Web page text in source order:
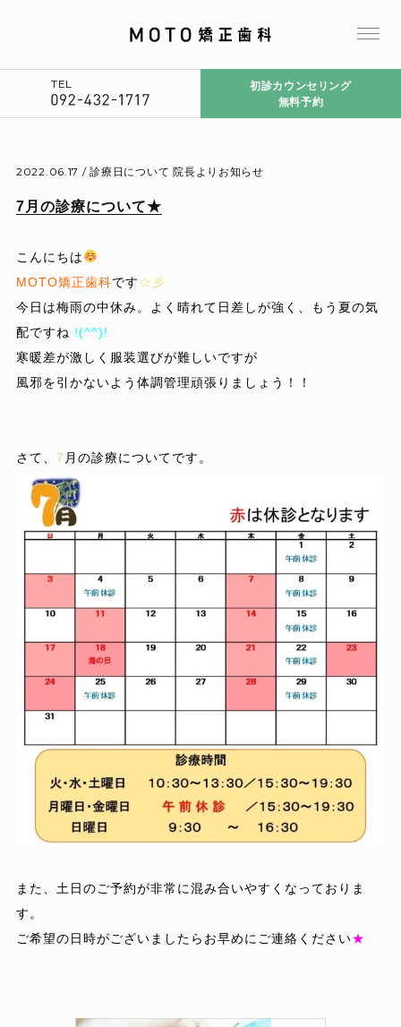
TEL
初診カウンセリング
無料予約
2022.06.17 /診療日について 院長よりお知らせ
7月の診療について★
こんにちは
MOTO矯正歯科です☆彡
今日は梅雨の中休み。よく晴れて日差しが強く、もう夏の気
配ですね !(^^)!
寒暖差が激しく服装選びが難しいですが
風邪を引かないよう体調管理頑張りましょう！！
さて、 7 月の診療についてです。
また、土日のご予約が非常に混み合いやすくなっておりま
す。
ご希望の日時がございましたらお早めにご連絡ください★